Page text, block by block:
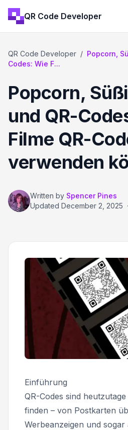
QR Code Developer
QR Code Developer / Popcorn,
Codes: Wie F...
Popcorn,
und QR-
Filme QR-
verwenden
Written by Spencer Pines
Updated December 2, 2025 ·
Einführung
QR-Codes sind
finden – von Postkarten
Werbeanzeigen und sogar